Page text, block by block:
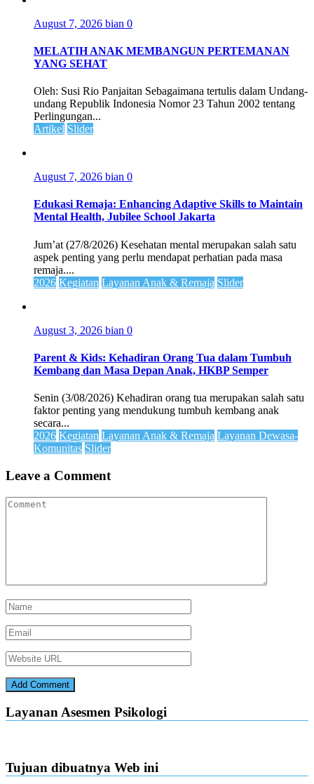
August 7, 2026 bian 0
MELATIH ANAK MEMBANGUN PERTEMANAN
YANG SEHAT
Oleh: Susi Rio Panjaitan Sebagaimana tertulis dalam Undang-
undang Republik Indonesia Nomor 23 Tahun 2002 tentang
Perlingungan...
Artikel Slider
August 7, 2026 bian 0
Edukasi Remaja: Enhancing Adaptive Skills to Maintain
Mental Health, Jubilee School Jakarta
Jum’at (27/8/2026) Kesehatan mental merupakan salah satu
aspek penting yang perlu mendapat perhatian pada masa
remaja....
2026 Kegiatan Layanan Anak & Remaja Slider
August 3, 2026 bian 0
Parent & Kids: Kehadiran Orang Tua dalam Tumbuh
Kembang dan Masa Depan Anak, HKBP Semper
Senin (3/08/2026) Kehadiran orang tua merupakan salah satu
faktor penting yang mendukung tumbuh kembang anak
secara...
2026 Kegiatan Layanan Anak & Remaja Layanan Dewasa-
Komunitas Slider
Leave a Comment
Layanan Asesmen Psikologi
Tujuan dibuatnya Web ini